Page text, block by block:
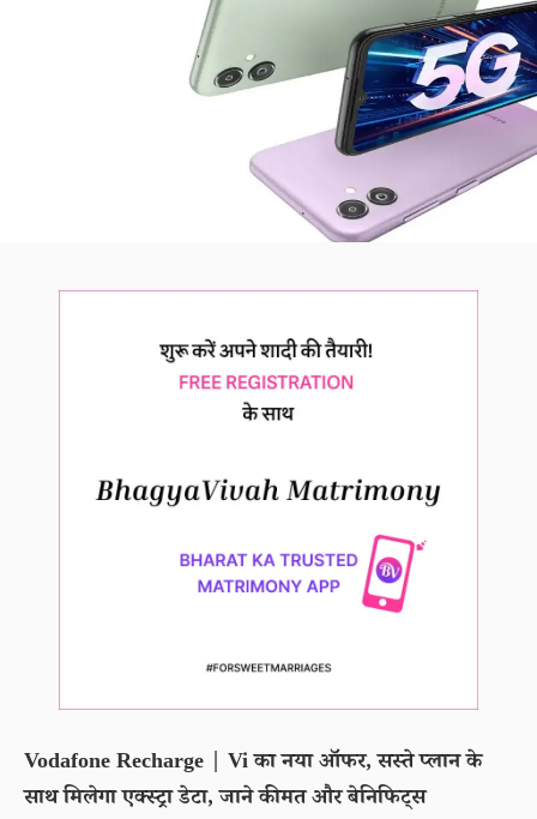
Vodafone Recharge | Vi का नया ऑफर, सस्ते प्लान के
साथ मिलेगा एक्स्ट्रा डेटा, जाने कीमत और बेनिफिट्स